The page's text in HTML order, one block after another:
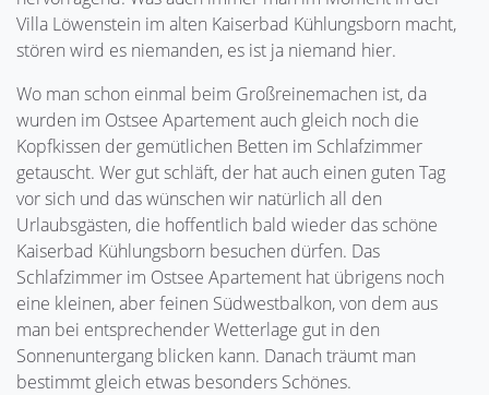
Villa Löwenstein im alten Kaiserbad Kühlungsborn macht,
stören wird es niemanden, es ist ja niemand hier.
Wo man schon einmal beim Großreinemachen ist, da
wurden im Ostsee Apartement auch gleich noch die
Kopfkissen der gemütlichen Betten im Schlafzimmer
getauscht. Wer gut schläft, der hat auch einen guten Tag
vor sich und das wünschen wir natürlich all den
Urlaubsgästen, die hoffentlich bald wieder das schöne
Kaiserbad Kühlungsborn besuchen dürfen. Das
Schlafzimmer im Ostsee Apartement hat übrigens noch
eine kleinen, aber feinen Südwestbalkon, von dem aus
man bei entsprechender Wetterlage gut in den
Sonnenuntergang blicken kann. Danach träumt man
bestimmt gleich etwas besonders Schönes.